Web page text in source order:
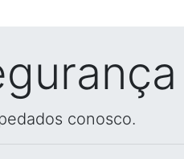
conosco.